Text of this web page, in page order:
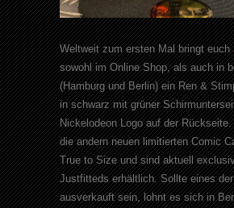
Weltweit zum ersten Mal bringt euch
sowohl im Online Shop, als auch in
(Hamburg und Berlin) ein Ren &
in schwarz mit grüner
Nickelodeon Logo auf der
die andern neuen limitierten Comic
True to Size und sind aktuell
Justfitteds erhältlich. Sollte eines
ausverkauft sein, lohnt es sich in